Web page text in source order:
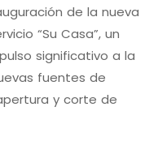
de la nueva
“Su Casa”, un
significativo a la
fuentes de
y corte de